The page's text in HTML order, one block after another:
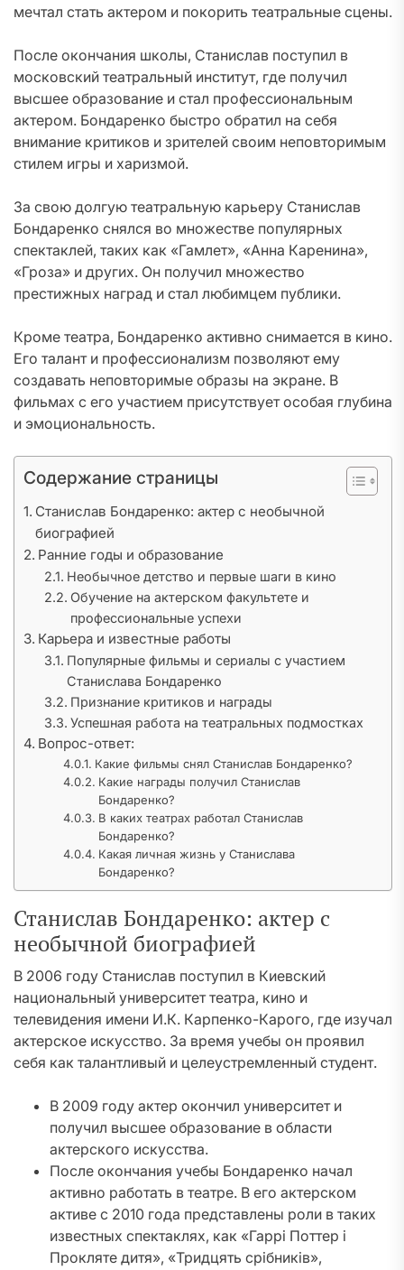
мечтал стать актером и покорить театральные сцены.
После окончания школы, Станислав поступил в
московский театральный институт, где получил
высшее образование и стал профессиональным
актером. Бондаренко быстро обратил на себя
внимание критиков и зрителей своим неповторимым
стилем игры и харизмой.
За свою долгую театральную карьеру Станислав
Бондаренко снялся во множестве популярных
спектаклей, таких как «Гамлет», «Анна Каренина»,
«Гроза» и других. Он получил множество
престижных наград и стал любимцем публики.
Кроме театра, Бондаренко активно снимается в кино.
Его талант и профессионализм позволяют ему
создавать неповторимые образы на экране. В
фильмах с его участием присутствует особая глубина
и эмоциональность.
Содержание страницы
Станислав Бондаренко: актер с необычной
биографией
Ранние годы и образование
Необычное детство и первые шаги в кино
Обучение на актерском факультете и
профессиональные успехи
Карьера и известные работы
Популярные фильмы и сериалы с участием
Станислава Бондаренко
Признание критиков и награды
Успешная работа на театральных подмостках
Вопрос-ответ:
Какие фильмы снял Станислав Бондаренко?
Какие награды получил Станислав
Бондаренко?
В каких театрах работал Станислав
Бондаренко?
Какая личная жизнь у Станислава
Бондаренко?
Станислав Бондаренко: актер с
необычной биографией
В 2006 году Станислав поступил в Киевский
национальный университет театра, кино и
телевидения имени И.К. Карпенко-Карого, где изучал
актерское искусство. За время учебы он проявил
себя как талантливый и целеустремленный студент.
В 2009 году актер окончил университет и
получил высшее образование в области
актерского искусства.
После окончания учебы Бондаренко начал
активно работать в театре. В его актерском
активе с 2010 года представлены роли в таких
известных спектаклях, как «Гаррі Поттер і
Прокляте дитя», «Тридцять срібників»,